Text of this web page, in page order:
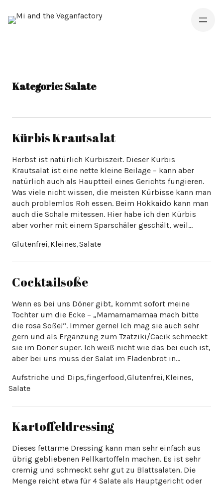
Kategorie:Salate
Kürbis Krautsalat
Herbst ist natürlich Kürbiszeit. Dieser Kürbis
Krautsalat ist eine nette kleine Beilage – kann aber
natürlich auch als Hauptteil eines Gerichts fungieren.
Was viele nicht wissen, die meisten Kürbisse kann man
auch problemlos Roh essen. Beim Hokkaido kann man
auch die Schale mitessen. Hier habe ich den Kürbis
aber vorher mit einem Sparschäler geschält, weil…
Cocktailsoße
Wenn es bei uns Döner gibt, kommt sofort meine
Tochter um die Ecke – „Mamamamamaa mach bitte
die rosa Soße!“. Immer gerne! Ich mag sie auch sehr
gern und als Ergänzung zum Tzatziki/Cacik schmeckt
sie im Döner super. Ich weiß nicht wie das bei euch ist,
aber bei uns muss der Salat im Fladenbrot in…
Kartoffeldressing
Dieses fettarme Dressing kann man sehr einfach aus
übrig gebliebenen Pellkartoffeln machen. Es ist sehr
cremig und schmeckt sehr gut zu Blattsalaten. Die
Menge reicht etwa für 4 Salate als Hauptgericht oder